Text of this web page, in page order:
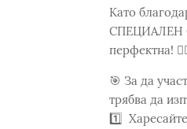
Като
СПЕЦИАЛЕН
перфектна!
🎯 За да
трябва да
1️⃣